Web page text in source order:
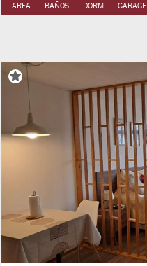
AREA BAÑOS DORM GARAGE